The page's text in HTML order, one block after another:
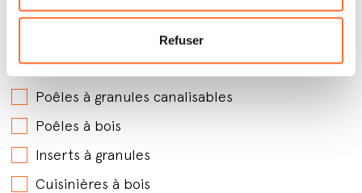
Refuser
Par quels produits êtes-vous intéressé ?*
Poêles à granules avec soufflerie
Poêles à granules hydro
Poêles à granules canalisables
Poêles à bois
Inserts à granules
Cuisinières à bois